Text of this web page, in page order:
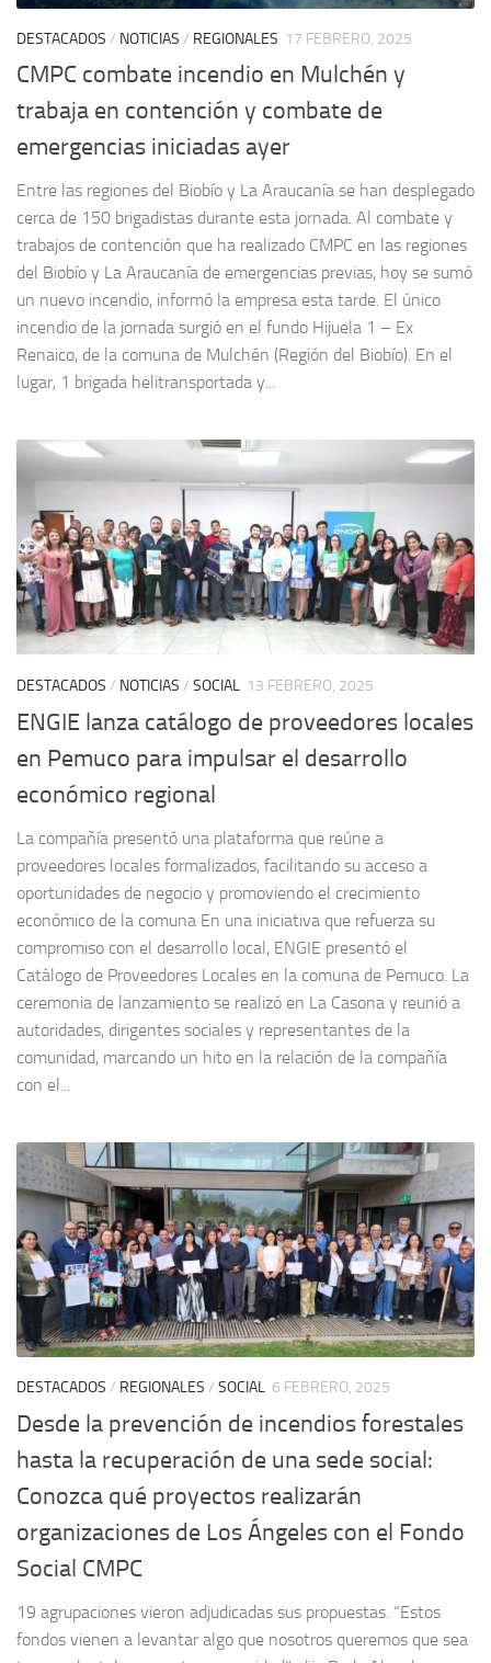
DESTACADOS / NOTICIAS / REGIONALES 17 FEBRERO, 2025
CMPC combate incendio en Mulchén y
trabaja en contención y combate de
emergencias iniciadas ayer
Entre las regiones del Biobío y La Araucanía se han desplegado
cerca de 150 brigadistas durante esta jornada. Al combate y
trabajos de contención que ha realizado CMPC en las regiones
del Biobío y La Araucanía de emergencias previas, hoy se sumó
un nuevo incendio, informó la empresa esta tarde. El único
incendio de la jornada surgió en el fundo Hijuela 1 – Ex
Renaico, de la comuna de Mulchén (Región del Biobío). En el
lugar, 1 brigada helitransportada y...
DESTACADOS / NOTICIAS / SOCIAL 13 FEBRERO, 2025
ENGIE lanza catálogo de proveedores locales
en Pemuco para impulsar el desarrollo
económico regional
La compañía presentó una plataforma que reúne a
proveedores locales formalizados, facilitando su acceso a
oportunidades de negocio y promoviendo el crecimiento
económico de la comuna En una iniciativa que refuerza su
compromiso con el desarrollo local, ENGIE presentó el
Catálogo de Proveedores Locales en la comuna de Pemuco. La
ceremonia de lanzamiento se realizó en La Casona y reunió a
autoridades, dirigentes sociales y representantes de la
comunidad, marcando un hito en la relación de la compañía
con el...
DESTACADOS / REGIONALES / SOCIAL 6 FEBRERO, 2025
Desde la prevención de incendios forestales
hasta la recuperación de una sede social:
Conozca qué proyectos realizarán
organizaciones de Los Ángeles con el Fondo
Social CMPC
19 agrupaciones vieron adjudicadas sus propuestas. “Estos
fondos vienen a levantar algo que nosotros queremos que sea